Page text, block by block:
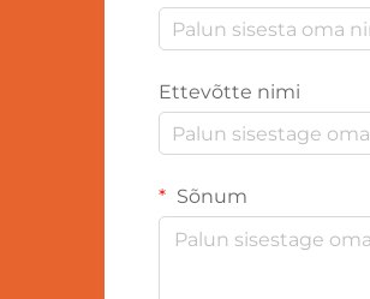
Ettevõtte nimi
Sõnum